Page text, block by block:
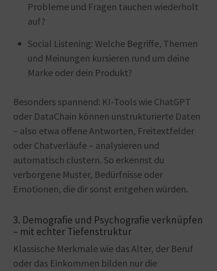
Probleme und Fragen tauchen wiederholt
auf?
Social Listening: Welche Begriffe, Themen
und Meinungen kursieren rund um deine
Marke oder dein Produkt?
Besonders spannend: KI-Tools wie ChatGPT
oder DataChain können unstrukturierte Daten
– also etwa offene Antworten, Freitextfelder
oder Chatverläufe – analysieren und
automatisch clustern. So erkennst du
verborgene Muster, Bedürfnisse oder
Emotionen, die dir sonst entgehen würden.
3. Demografie und Psychografie verknüpfen
– mit echter Tiefenstruktur
Klassische Merkmale wie das Alter, der Beruf
oder das Einkommen bilden nur die